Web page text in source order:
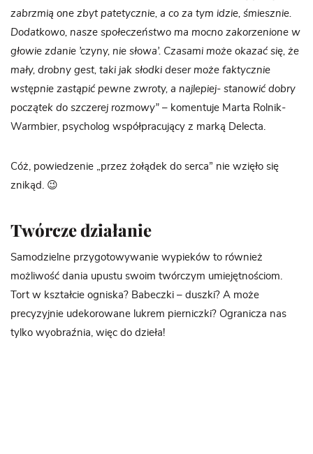
zabrzmią one zbyt patetycznie, a co za tym idzie, śmiesznie.
Dodatkowo, nasze społeczeństwo ma mocno zakorzenione w
głowie zdanie ’czyny, nie słowa’. Czasami może okazać się, że
mały, drobny gest, taki jak słodki deser może faktycznie
wstępnie zastąpić pewne zwroty, a najlepiej- stanowić dobry
początek do szczerej rozmowy” – komentuje Marta Rolnik-
Warmbier, psycholog współpracujący z marką Delecta.
Cóż, powiedzenie „przez żołądek do serca” nie wzięło się
znikąd. 😉
Twórcze działanie
Samodzielne przygotowywanie wypieków to również
możliwość dania upustu swoim twórczym umiejętnościom.
Tort w kształcie ogniska? Babeczki – duszki? A może
precyzyjnie udekorowane lukrem pierniczki? Ogranicza nas
tylko wyobraźnia, więc do dzieła!